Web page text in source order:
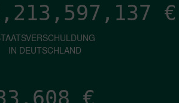
€
IN DEUTSCHLAND
€